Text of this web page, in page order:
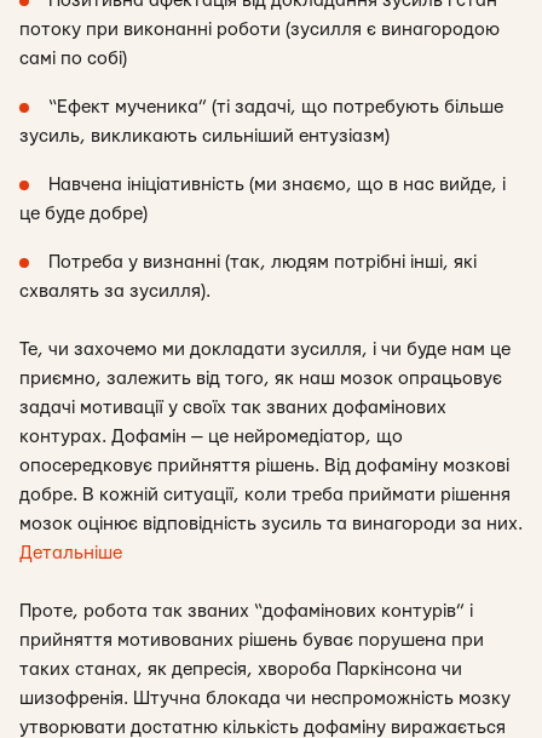
потоку при виконанні роботи (зусилля є винагородою
самі по собі)
“Ефект мученика” (ті задачі, що потребують більше
зусиль, викликають сильніший ентузіазм)
Навчена ініціативність (ми знаємо, що в нас вийде, і
це буде добре)
Потреба у визнанні (так, людям потрібні інші, які
схвалять за зусилля).
Те, чи захочемо ми докладати зусилля, і чи буде нам це
приємно, залежить від того, як наш мозок опрацьовує
задачі мотивації у своїх так званих дофамінових
контурах. Дофамін — це нейромедіатор, що
опосередковує прийняття рішень. Від дофаміну мозкові
добре. В кожній ситуації, коли треба приймати рішення
мозок оцінює відповідність зусиль та винагороди за них.
Детальніше
Проте, робота так званих “дофамінових контурів” і
прийняття мотивованих рішень буває порушена при
таких станах, як депресія, хвороба Паркінсона чи
шизофренія. Штучна блокада чи неспроможність мозку
утворювати достатню кількість дофаміну виражається